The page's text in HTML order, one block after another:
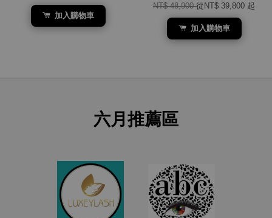
加入購物車
NT$ 48,900從 NT$ 39,800 起
加入購物車
六月推薦區